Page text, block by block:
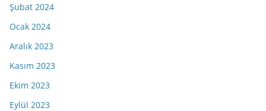
Şubat 2024
Ocak 2024
Aralık 2023
Kasım 2023
Ekim 2023
Eylül 2023